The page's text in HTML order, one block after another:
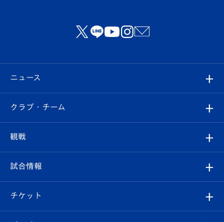
ニュース
すべて
クラブ
試合情報
クラブ・チーム
クラブ概要
エンブレム紹介
観戦
観戦ルール
はじめての観戦ガイド
試合情報
試合日程/結果
チケット